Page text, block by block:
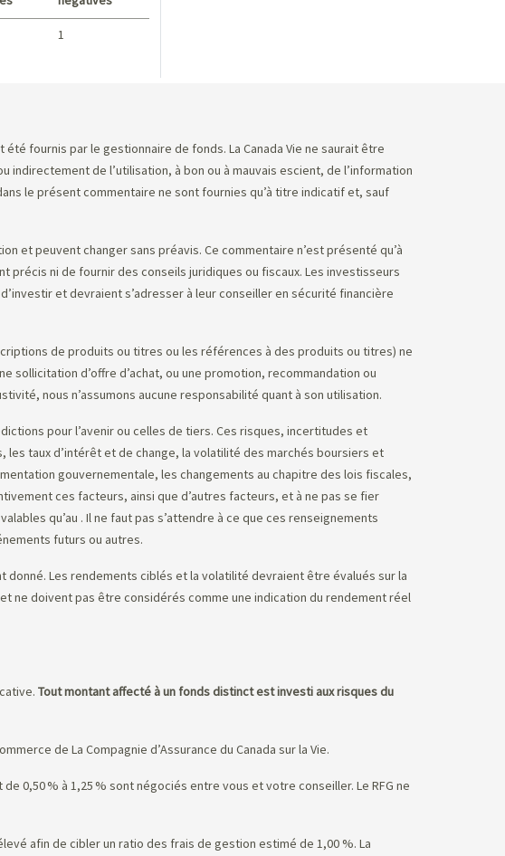
1
fournis par le gestionnaire de fonds. La Canada Vie ne saurait être
de l’utilisation, à bon ou à mauvais escient, de l’information
le présent commentaire ne sont fournies qu’à titre indicatif et, sauf
et peuvent changer sans préavis. Ce commentaire n’est présenté qu’à
précis ni de fournir des conseils juridiques ou fiscaux. Les investisseurs
et devraient s’adresser à leur conseiller en sécurité financière
de produits ou titres ou les références à des produits ou titres) ne
d’offre d’achat, ou une promotion, recommandation ou
nous n’assumons aucune responsabilité quant à son utilisation.
pour l’avenir ou celles de tiers. Ces risques, incertitudes et
taux d’intérêt et de change, la volatilité des marchés boursiers et
gouvernementale, les changements au chapitre des lois fiscales,
ces facteurs, ainsi que d’autres facteurs, et à ne pas se fier
qu’au . Il ne faut pas s’attendre à ce que ces renseignements
futurs ou autres.
Les rendements ciblés et la volatilité devraient être évalués sur la
ne doivent pas être considérés comme une indication du rendement réel
Tout montant affecté à un fonds distinct est investi aux risques du
de La Compagnie d’Assurance du Canada sur la Vie.
0,50 % à 1,25 % sont négociés entre vous et votre conseiller. Le RFG ne
afin de cibler un ratio des frais de gestion estimé de 1,00 %. La